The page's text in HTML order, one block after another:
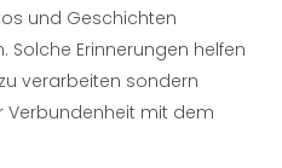
und Geschichten
Erinnerungen helfen
verarbeiten sondern
Verbundenheit mit dem